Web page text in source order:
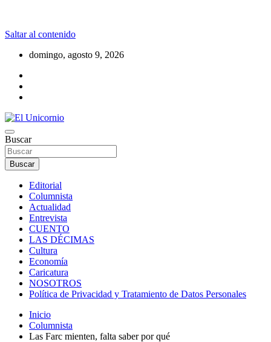
Saltar al contenido
domingo, agosto 9, 2026
El Unicornio
La realidad supera la fantasía
Buscar
Buscar
Editorial
Columnista
Actualidad
Entrevista
CUENTO
LAS DÉCIMAS
Cultura
Economía
Caricatura
NOSOTROS
Política de Privacidad y Tratamiento de Datos Personales
Inicio
Columnista
Las Farc mienten, falta saber por qué